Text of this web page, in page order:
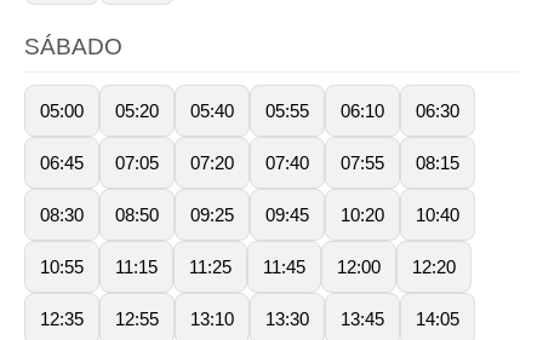
SÁBADO
05:00 05:20 05:40 05:55 06:10 06:30
06:45 07:05 07:20 07:40 07:55 08:15
08:30 08:50 09:25 09:45 10:20 10:40
10:55 11:15 11:25 11:45 12:00 12:20
12:35 12:55 13:10 13:30 13:45 14:05